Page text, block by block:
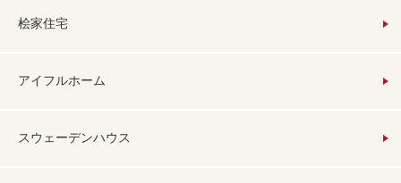
桧家住宅
アイフルホーム
スウェーデンハウス